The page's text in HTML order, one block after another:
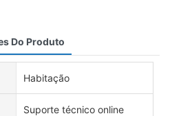
Do Produto
Habitação
Suporte técnico online